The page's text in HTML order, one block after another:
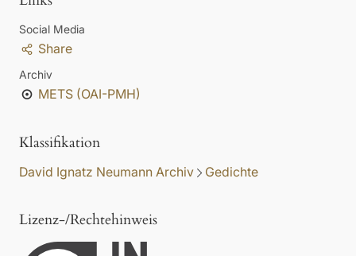
Social Media
Share
Archiv
METS (OAI-PMH)
Klassifikation
David Ignatz Neumann Archiv Gedichte
Lizenz-/Rechtehinweis